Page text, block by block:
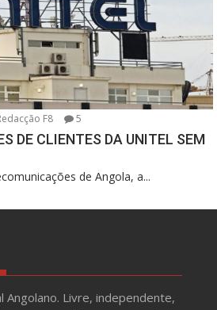
F8 5
DE CLIENTES DA UNITEL SEM
de Angola, a...
Angolano. Livre, independente,